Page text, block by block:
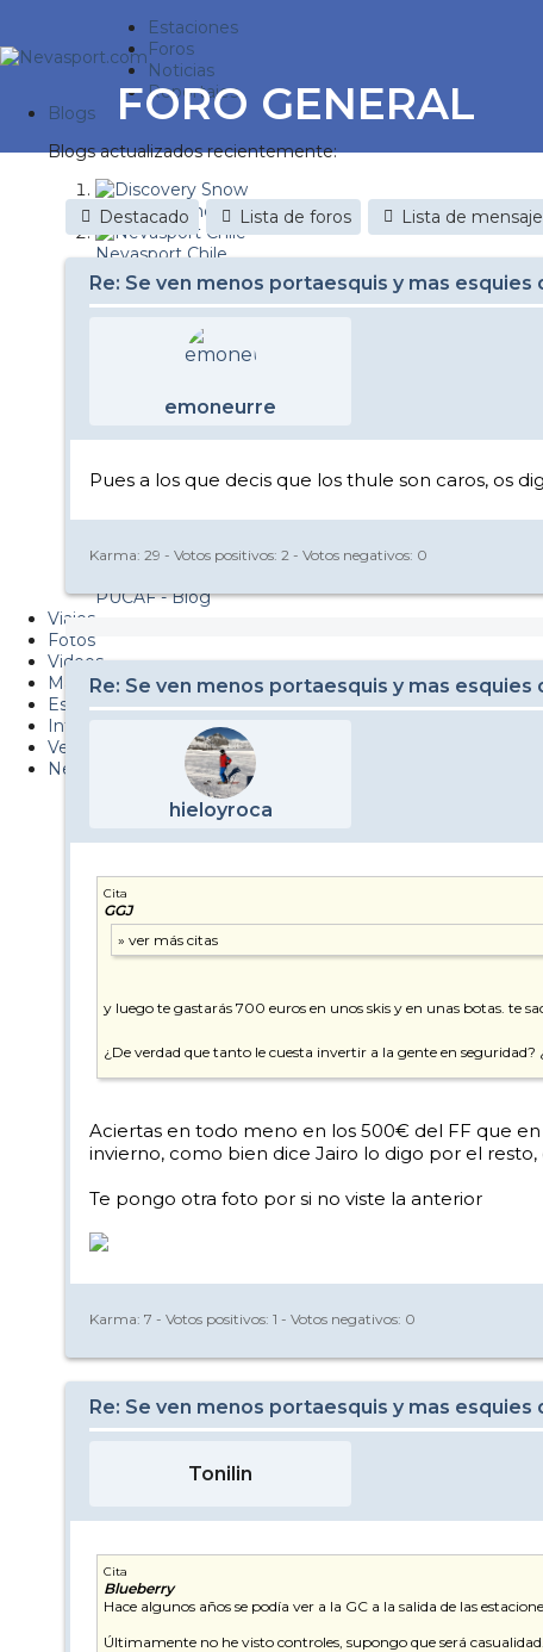
Estaciones
Foros
Noticias
Reportajes
Blogs
Blogs actualizados recientemente:
Discovery Snow
Nevasport Chile
Esquiaryviajar.com
nevasport blog
Diario de un friki
Metiendo Cantos
PUCAF - Blog
Viajes
Fotos
Videos
Material
Esquí Pro
Infonieve
Verano
Nevalog
FORO GENERAL
Destacado Lista de foros Lista de
Re: Se ven menos portaesquis y mas
emoneurre
Pues a los que decis que los thule son caros, os
Karma: 29 - Votos positivos: 2 - Votos negativos: 0
Re: Se ven menos portaesquis y mas
hieloyroca
Cita
GGJ
y luego te gastarás 700 euros en unos skis y en unas botas. te
¿De verdad que tanto le cuesta invertir a la gente en
Aciertas en todo meno en los 500€ del FF que
invierno, como bien dice Jairo lo digo por el
Te pongo otra foto por si no viste la anterior
Karma: 7 - Votos positivos: 1 - Votos negativos: 0
Re: Se ven menos portaesquis y mas
Tonilin
Cita
Blueberry
Hace algunos años se podía ver a la GC a la salida de las
Últimamente no he visto controles, supongo que será casualidad.